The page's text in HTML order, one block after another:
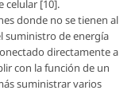
celular [10].
donde no se tienen al
suministro de energía
directamente a
con la función de un
suministrar varios